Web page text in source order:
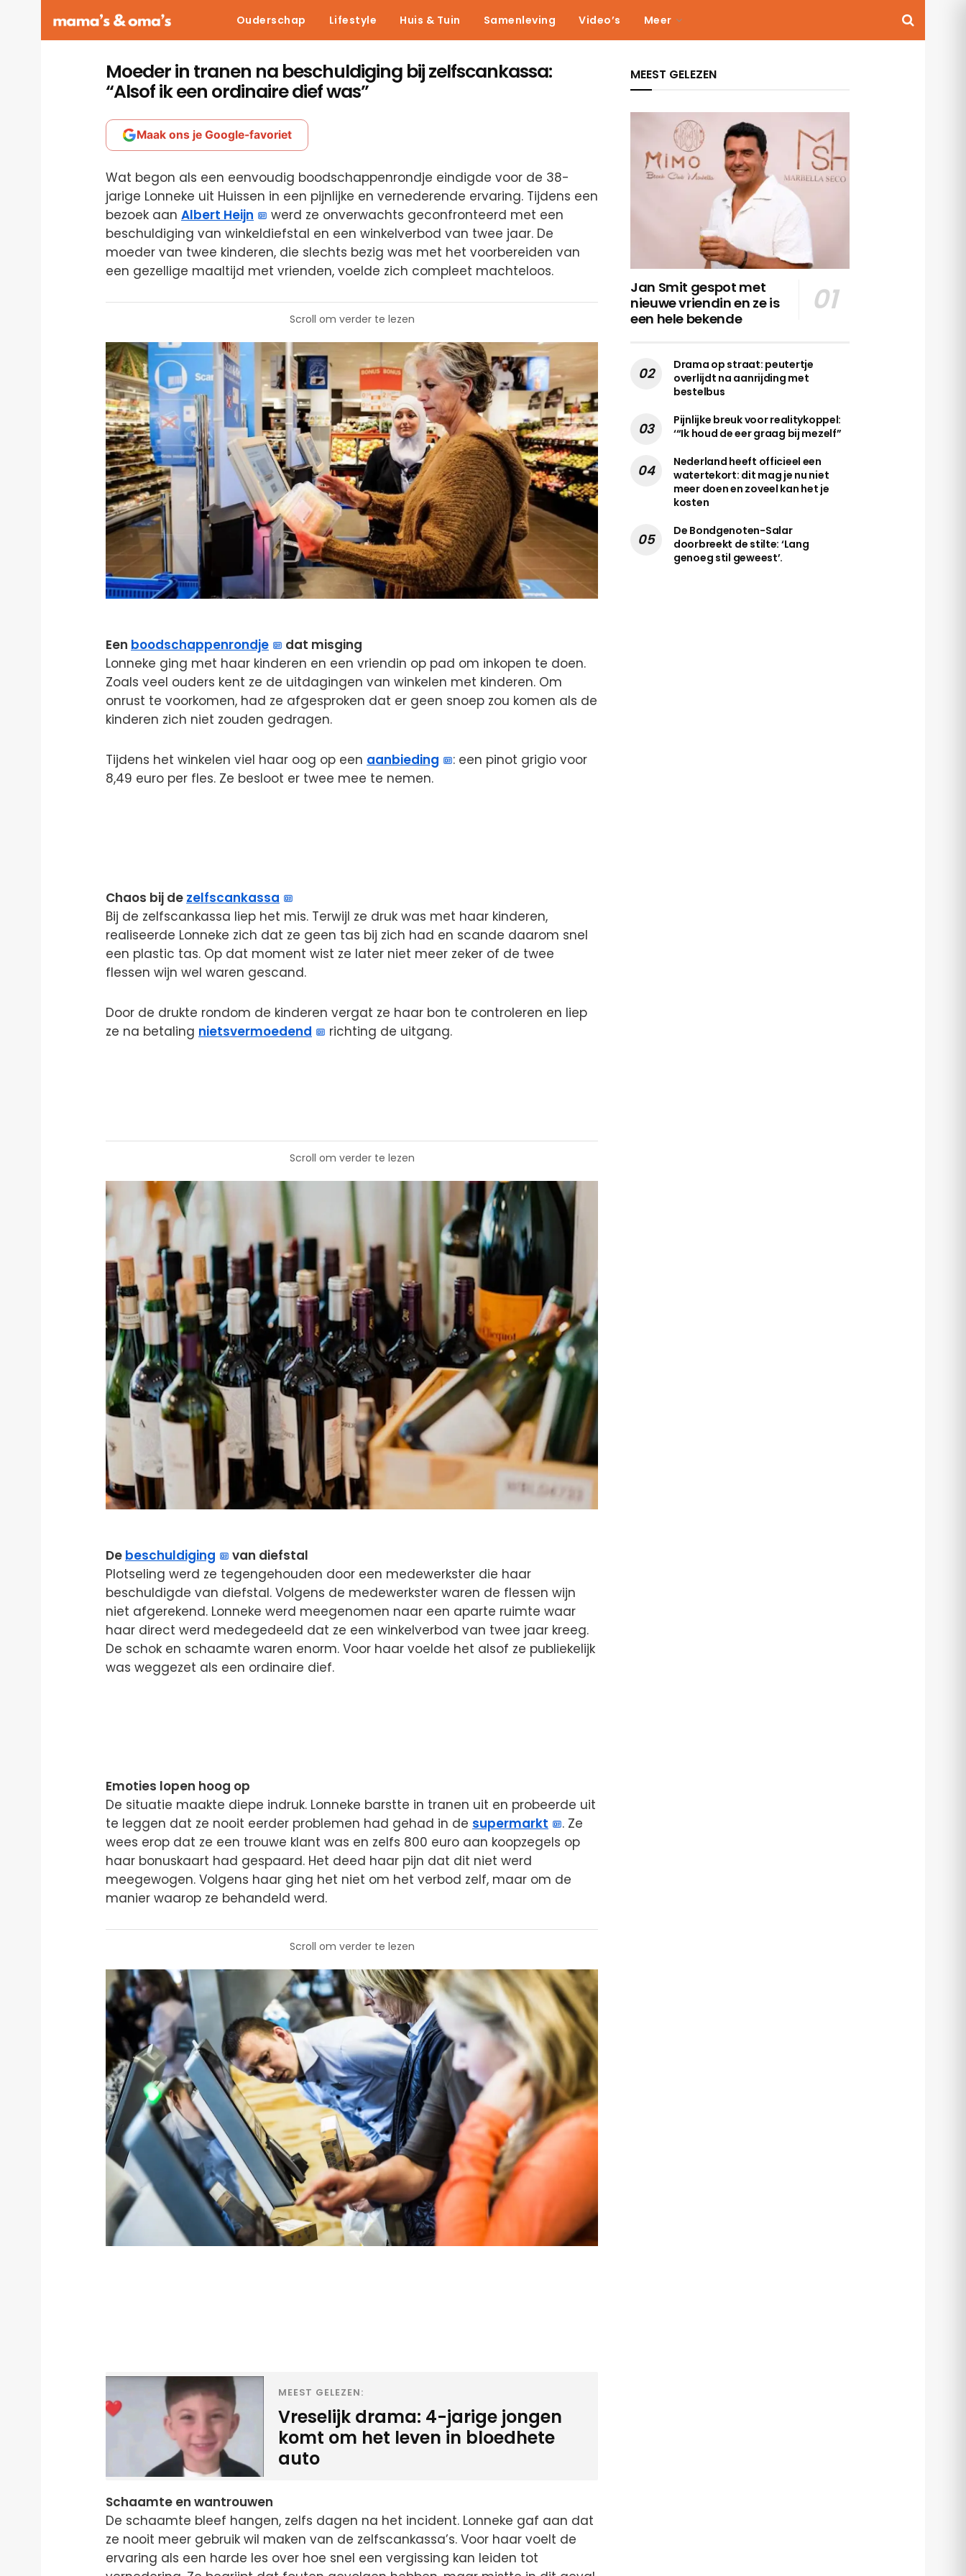
Ouderschap Lifestyle Huis & Tuin Samenleving Video’s Meer
Moeder in tranen na beschuldiging bij zelfscankassa:
“Alsof ik een ordinaire dief was”
Maak ons je Google-favoriet
Wat begon als een eenvoudig boodschappenrondje eindigde voor de 38-
jarige Lonneke uit Huissen in een pijnlijke en vernederende ervaring. Tijdens een
bezoek aan Albert Heijn
werd ze onverwachts geconfronteerd met een
beschuldiging van winkeldiefstal en een winkelverbod van twee jaar. De
moeder van twee kinderen, die slechts bezig was met het voorbereiden van
een gezellige maaltijd met vrienden, voelde zich compleet machteloos.
Scroll om verder te lezen
Een boodschappenrondje
dat misging
Lonneke ging met haar kinderen en een vriendin op pad om inkopen te doen.
Zoals veel ouders kent ze de uitdagingen van winkelen met kinderen. Om
onrust te voorkomen, had ze afgesproken dat er geen snoep zou komen als de
kinderen zich niet zouden gedragen.
Tijdens het winkelen viel haar oog op een aanbieding
: een pinot grigio voor
8,49 euro per fles. Ze besloot er twee mee te nemen.
Chaos bij de zelfscankassa
Bij de zelfscankassa liep het mis. Terwijl ze druk was met haar kinderen,
realiseerde Lonneke zich dat ze geen tas bij zich had en scande daarom snel
een plastic tas. Op dat moment wist ze later niet meer zeker of de twee
flessen wijn wel waren gescand.
Door de drukte rondom de kinderen vergat ze haar bon te controleren en liep
ze na betaling nietsvermoedend richting de uitgang.
Scroll om verder te lezen
De beschuldiging
van diefstal
Plotseling werd ze tegengehouden door een medewerkster die haar
beschuldigde van diefstal. Volgens de medewerkster waren de flessen wijn
niet afgerekend. Lonneke werd meegenomen naar een aparte ruimte waar
haar direct werd medegedeeld dat ze een winkelverbod van twee jaar kreeg.
De schok en schaamte waren enorm. Voor haar voelde het alsof ze publiekelijk
was weggezet als een ordinaire dief.
Emoties lopen hoog op
De situatie maakte diepe indruk. Lonneke barstte in tranen uit en probeerde uit
te leggen dat ze nooit eerder problemen had gehad in de supermarkt
. Ze
wees erop dat ze een trouwe klant was en zelfs 800 euro aan koopzegels op
haar bonuskaart had gespaard. Het deed haar pijn dat dit niet werd
meegewogen. Volgens haar ging het niet om het verbod zelf, maar om de
manier waarop ze behandeld werd.
Scroll om verder te lezen
MEEST GELEZEN:
Vreselijk drama: 4-jarige jongen
komt om het leven in bloedhete
auto
Schaamte en wantrouwen
De schaamte bleef hangen, zelfs dagen na het incident. Lonneke gaf aan dat
ze nooit meer gebruik wil maken van de zelfscankassa’s. Voor haar voelt de
ervaring als een harde les over hoe snel een vergissing kan leiden tot
MEEST GELEZEN
Jan Smit gespot met
nieuwe vriendin en ze is
een hele bekende
Drama op straat: peutertje
overlijdt na aanrijding met
bestelbus
Pijnlijke breuk voor realitykoppel:
‘“Ik houd de eer graag bij mezelf”
Nederland heeft officieel een
watertekort: dit mag je nu niet
meer doen en zoveel kan het je
kosten
De Bondgenoten-Salar
doorbreekt de stilte: ‘Lang
genoeg stil geweest’.